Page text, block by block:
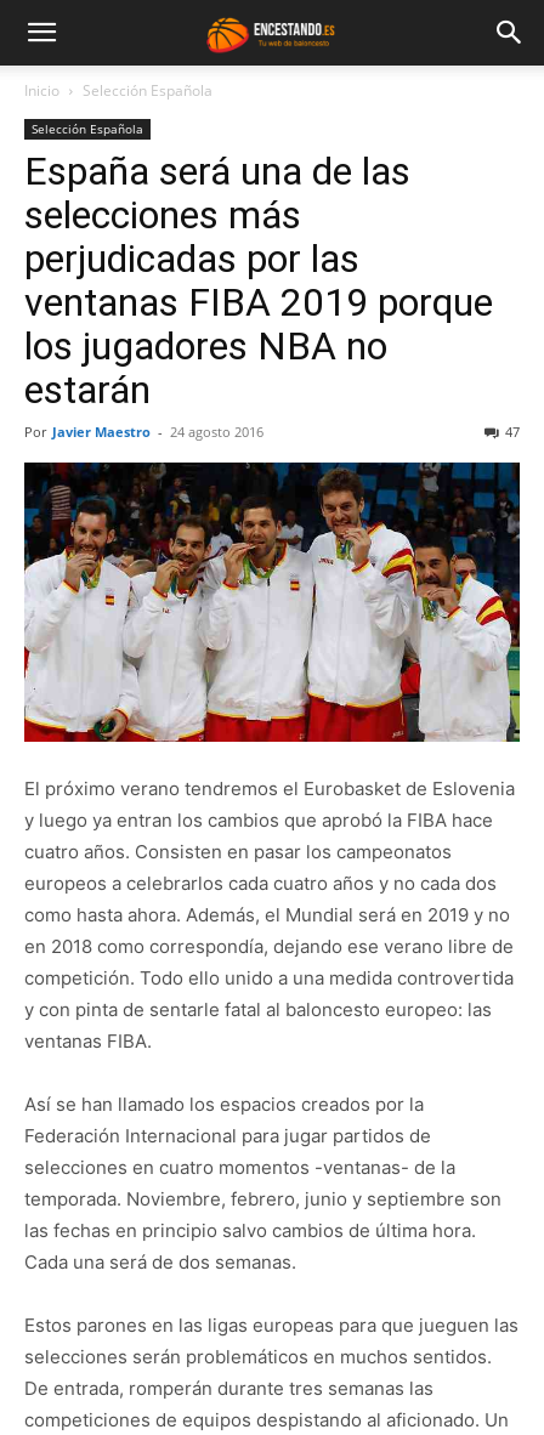
Inicio Selección Española
Selección Española
España será una de las
selecciones más
perjudicadas por las
ventanas FIBA 2019 porque
los jugadores NBA no
estarán
Por Javier Maestro - 24 agosto 2016 47
El próximo verano tendremos el Eurobasket de Eslovenia
y luego ya entran los cambios que aprobó la FIBA hace
cuatro años. Consisten en pasar los campeonatos
europeos a celebrarlos cada cuatro años y no cada dos
como hasta ahora. Además, el Mundial será en 2019 y no
en 2018 como correspondía, dejando ese verano libre de
competición. Todo ello unido a una medida controvertida
y con pinta de sentarle fatal al baloncesto europeo: las
ventanas FIBA.
Así se han llamado los espacios creados por la
Federación Internacional para jugar partidos de
selecciones en cuatro momentos -ventanas- de la
temporada. Noviembre, febrero, junio y septiembre son
las fechas en principio salvo cambios de última hora.
Cada una será de dos semanas.
Estos parones en las ligas europeas para que jueguen las
selecciones serán problemáticos en muchos sentidos.
De entrada, romperán durante tres semanas las
competiciones de equipos despistando al aficionado. Un